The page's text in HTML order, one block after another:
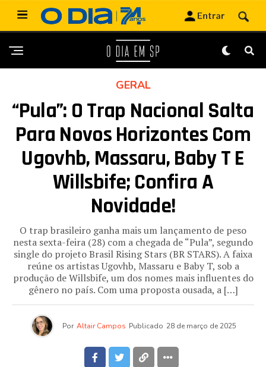
GERAL
“Pula”: O Trap Nacional Salta
Para Novos Horizontes Com
Ugovhb, Massaru, Baby T E
Willsbife; Confira A
Novidade!
O trap brasileiro ganha mais um lançamento de peso
nesta sexta-feira (28) com a chegada de “Pula”, segundo
single do projeto Brasil Rising Stars (BR STARS). A faixa
reúne os artistas Ugovhb, Massaru e Baby T, sob a
produção de Willsbife, um dos nomes mais influentes do
gênero no país. Com uma proposta ousada, a […]
Por Altair Campos Publicado 28 de março de 2025